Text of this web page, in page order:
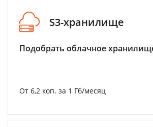
S3-хранилище
Подобрать облачное
От 6,2 коп. за 1 Гб/месяц